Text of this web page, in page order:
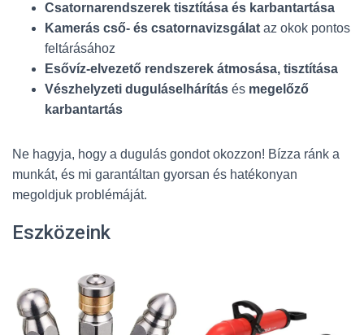
Csatornarendszerek tisztítása és karbantartása
Kamerás cső- és csatornavizsgálat az okok pontos
feltárásához
Esővíz-elvezető rendszerek átmosása, tisztítása
Vészhelyzeti duguláselhárítás és megelőző
karbantartás
Ne hagyja, hogy a dugulás gondot okozzon! Bízza ránk a
munkát, és mi garantáltan gyorsan és hatékonyan
megoldjuk problémáját.
Eszközeink